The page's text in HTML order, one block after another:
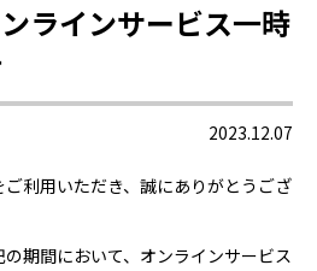
ラインサービス一時
2023.12.07
ご利用いただき、誠にありがとうござ
の期間において、オンラインサービス